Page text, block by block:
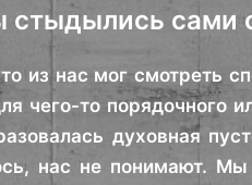
сами
из нас мог смотреть
чего-то порядочного
духовная
нас не понимают.